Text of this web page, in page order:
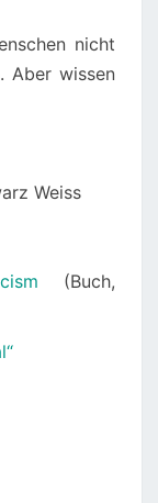
nicht
Aber wissen
Weiss
(Buch,